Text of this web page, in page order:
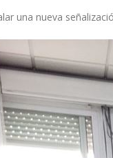
una nueva